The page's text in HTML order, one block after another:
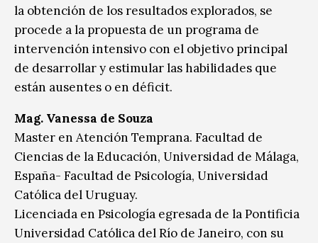
la obtención de los resultados explorados, se
procede a la propuesta de un programa de
intervención intensivo con el objetivo principal
de desarrollar y estimular las habilidades que
están ausentes o en déficit.
Mag. Vanessa de Souza
Master en Atención Temprana. Facultad de
Ciencias de la Educación, Universidad de Málaga,
España- Facultad de Psicología, Universidad
Católica del Uruguay.
Licenciada en Psicología egresada de la Pontificia
Universidad Católica del Río de Janeiro, con su